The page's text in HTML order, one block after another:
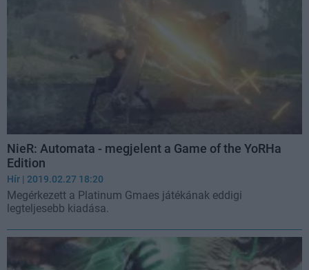
NieR: Automata - megjelent a Game of the YoRHa
Edition
Hír | 2019.02.27 18:20
Megérkezett a Platinum Gmaes játékának eddigi
legteljesebb kiadása.